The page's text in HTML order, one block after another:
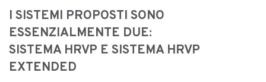
I SISTEMI PROPOSTI SONO
ESSENZIALMENTE DUE:
SISTEMA HRVP E SISTEMA HRVP
EXTENDED